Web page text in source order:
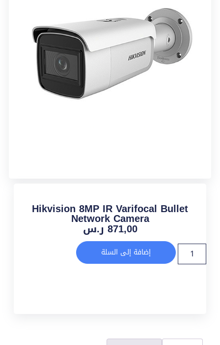
Hikvision 8MP IR Varifocal Bullet
Network Camera
871,00 ر.س
إضافة إلى السلة